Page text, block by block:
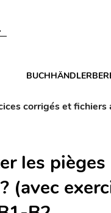
corrigés et
les pièges
(avec